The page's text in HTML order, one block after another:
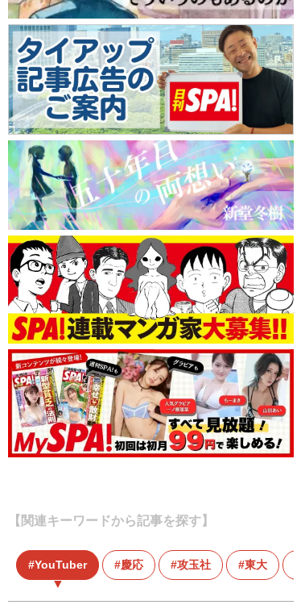
【関連キーワードから記事を探す】
YouTuber 慶応 攻玉社 東大